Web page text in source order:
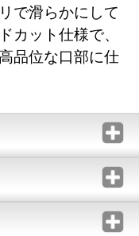
で滑らかにして
カット仕様で、
品位な口部に仕